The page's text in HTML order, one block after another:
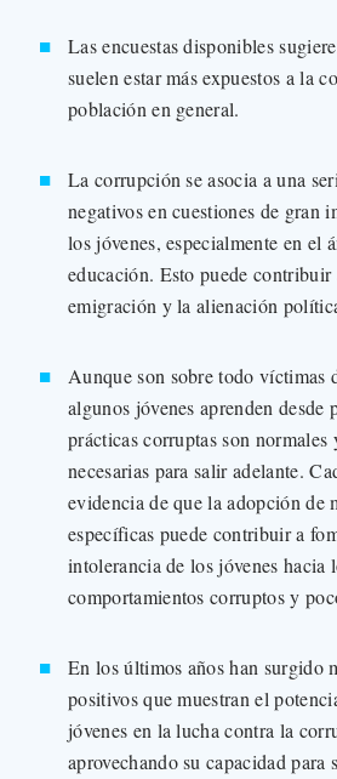
Las encuestas disponibles
suelen estar más expuestos a la
población en general.
La corrupción se asocia a una
negativos en cuestiones de gran
los jóvenes, especialmente en el
educación. Esto puede contribuir
emigración y la alienación
Aunque son sobre todo víctimas
algunos jóvenes aprenden desde
prácticas corruptas son normales
necesarias para salir adelante.
evidencia de que la adopción de
específicas puede contribuir a
intolerancia de los jóvenes hacia
comportamientos corruptos y
En los últimos años han surgido
positivos que muestran el
jóvenes en la lucha contra la
aprovechando su capacidad para